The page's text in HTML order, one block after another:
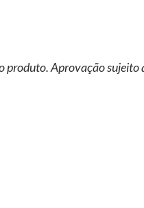
produto. Aprovação sujeito